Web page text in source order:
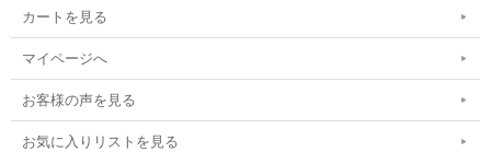
カートを見る
マイページへ
お客様の声を見る
お気に入りリストを見る